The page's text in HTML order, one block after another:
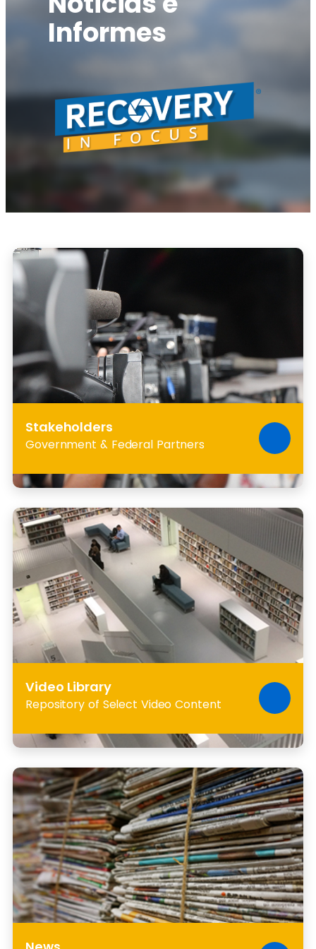
Informes
Stakeholders
Government & Federal Partners
Video Library
Repository of Select Video Content